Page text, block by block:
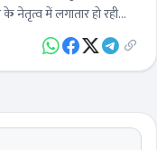
नेतृत्व में लगातार हो रही